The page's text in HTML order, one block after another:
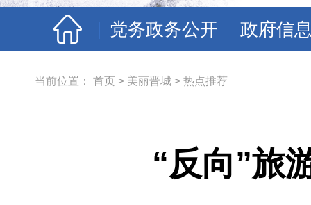
党务政务公开 政府信
当前位置： 首页 > 美丽晋城 > 热点推荐
“反向”旅